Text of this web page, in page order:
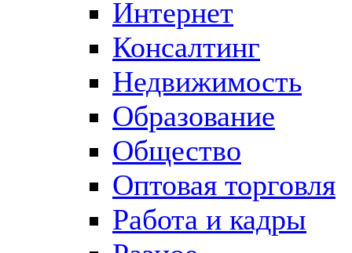
Интернет
Консалтинг
Недвижимость
Образование
Общество
Оптовая торговля
Работа и кадры